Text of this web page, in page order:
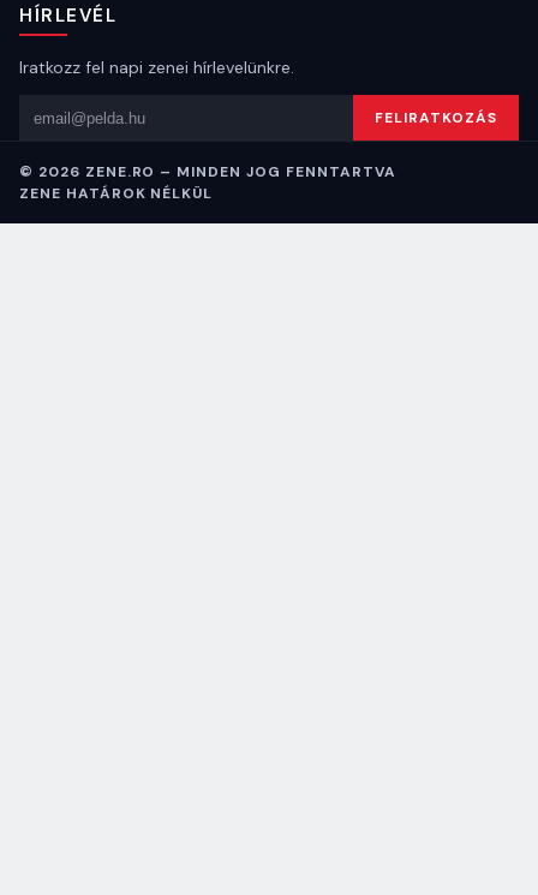
HÍRLEVÉL
Iratkozz fel napi zenei hírlevelünkre.
Email cím FELIRATKOZÁS
© 2026 ZENE.RO – MINDEN JOG FENNTARTVA
ZENE HATÁROK NÉLKÜL